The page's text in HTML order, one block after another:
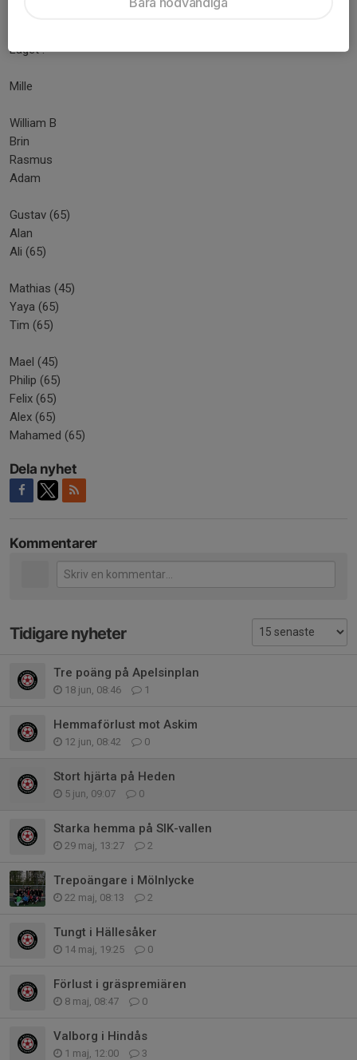
Laget :
Mille
William B
Brin
Rasmus
Adam
Gustav (65)
Alan
Ali (65)
Mathias (45)
Yaya (65)
Tim (65)
Mael (45)
Philip (65)
Felix (65)
Alex (65)
Mahamed (65)
Dela nyhet
Kommentarer
Tidigare nyheter
Tre poäng på Apelsinplan
18 jun, 08:46 1
Hemmaförlust mot Askim
12 jun, 08:42 0
Stort hjärta på Heden
5 jun, 09:07 0
Starka hemma på SIK-vallen
29 maj, 13:27 2
Trepoängare i Mölnlycke
22 maj, 08:13 2
Tungt i Hällesåker
14 maj, 19:25 0
Förlust i gräspremiären
8 maj, 08:47 0
Valborg i Hindås
1 maj, 12:00 3